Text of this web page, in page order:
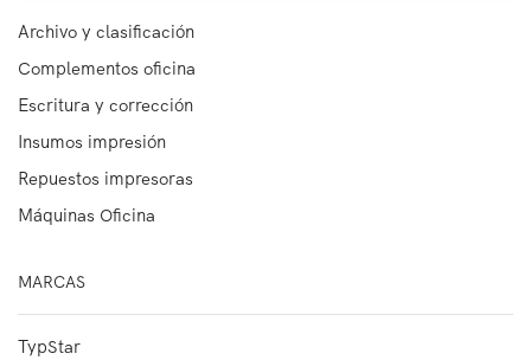
Archivo y clasificación
Complementos oficina
Escritura y corrección
Insumos impresión
Repuestos impresoras
Máquinas Oficina
MARCAS
TypStar